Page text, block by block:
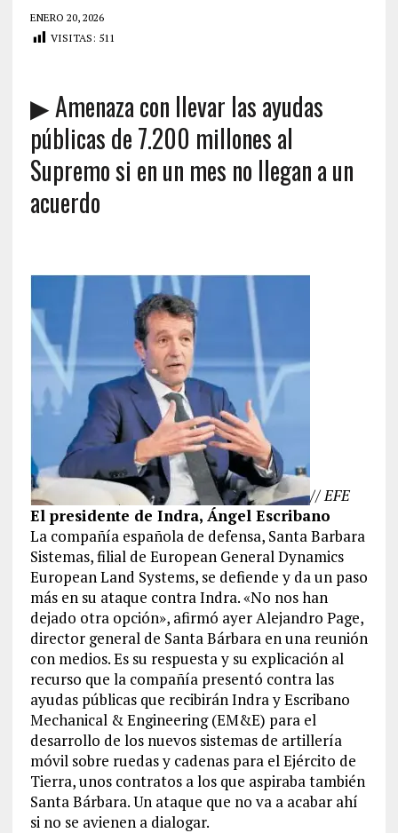
ENERO 20, 2026
VISITAS: 511
▶ Amenaza con llevar las ayudas
públicas de 7.200 millones al
Supremo si en un mes no llegan a un
acuerdo
// EFE
El presidente de Indra, Ángel Escribano
La compañía española de defensa, Santa Barbara
Sistemas, filial de European General Dynamics
European Land Systems, se defiende y da un paso
más en su ataque contra Indra. «No nos han
dejado otra opción», afirmó ayer Alejandro Page,
director general de Santa Bárbara en una reunión
con medios. Es su respuesta y su explicación al
recurso que la compañía presentó contra las
ayudas públicas que recibirán Indra y Escribano
Mechanical & Engineering (EM&E) para el
desarrollo de los nuevos sistemas de artillería
móvil sobre ruedas y cadenas para el Ejército de
Tierra, unos contratos a los que aspiraba también
Santa Bárbara. Un ataque que no va a acabar ahí
si no se avienen a dialogar.